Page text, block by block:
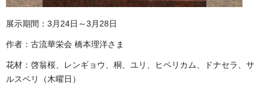
展示期間：3月24日～3月28日
作者：古流華栄会 橋本理洋さま
花材：啓翁桜、レンギョウ、桐、ユリ、ヒペリカム、ドナセラ、サ
ルスベリ（木曜日）